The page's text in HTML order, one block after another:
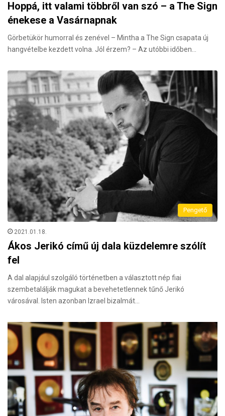
Hoppá, itt valami többről van szó – a The Sign
énekese a Vasárnapnak
Görbetükör humorral és zenével – Mintha a The Sign csapata új
hangvételbe kezdett volna. Jól érzem? – Az utóbbi időben…
Pengető
2021.01.18.
Ákos Jerikó című új dala küzdelemre szólít
fel
A dal alapjául szolgáló történetben a választott nép fiai
szembetalálják magukat a bevehetetlennek tűnő Jerikó
városával. Isten azonban Izrael bizalmát…